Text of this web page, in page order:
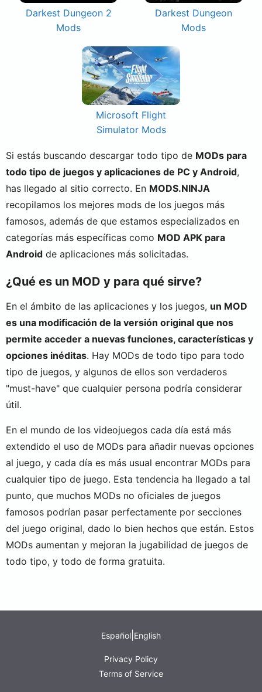
Darkest Dungeon 2
Mods
Darkest Dungeon
Mods
Microsoft Flight
Simulator Mods
Si estás buscando descargar todo tipo de MODs para
todo tipo de juegos y aplicaciones de PC y Android,
has llegado al sitio correcto. En MODS.NINJA
recopilamos los mejores mods de los juegos más
famosos, además de que estamos especializados en
categorías más específicas como MOD APK para
Android de aplicaciones más solicitadas.
¿Qué es un MOD y para qué sirve?
En el ámbito de las aplicaciones y los juegos, un MOD
es una modificación de la versión original que nos
permite acceder a nuevas funciones, características y
opciones inéditas. Hay MODs de todo tipo para todo
tipo de juegos, y algunos de ellos son verdaderos
"must-have" que cualquier persona podría considerar
útil.
En el mundo de los videojuegos cada día está más
extendido el uso de MODs para añadir nuevas opciones
al juego, y cada día es más usual encontrar MODs para
cualquier tipo de juego. Esta tendencia ha llegado a tal
punto, que muchos MODs no oficiales de juegos
famosos podrían pasar perfectamente por secciones
del juego original, dado lo bien hechos que están. Estos
MODs aumentan y mejoran la jugabilidad de juegos de
todo tipo, y todo de forma gratuita.
Español English
Privacy Policy
Terms of Service